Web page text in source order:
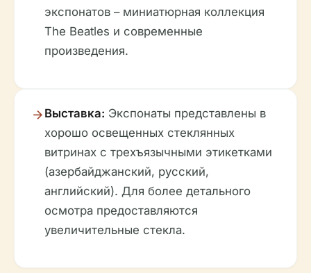
экспонатов – миниатюрная коллекция
The Beatles и современные
произведения.
Выставка: Экспонаты представлены в
хорошо освещенных стеклянных
витринах с трехъязычными этикетками
(азербайджанский, русский,
английский). Для более детального
осмотра предоставляются
увеличительные стекла.